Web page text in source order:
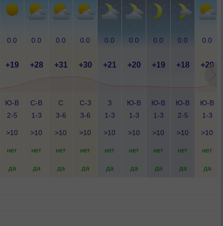
0.0 0.0 0.0 0.0 0.0 0.0 0.0 0.0 0.0
+19 +28 +31 +30 +21 +20 +19 +18 +20
Ю-В
2-5
С-В
1-3
С
3-6
С-З
3-6
З
1-3
Ю-В
1-3
Ю-В
1-3
Ю-В
2-5
Ю-В
1-3
>10 >10 >10 >10 >10 >10 >10 >10 >10
нет нет нет нет нет нет нет нет нет
да да да да да да да да да